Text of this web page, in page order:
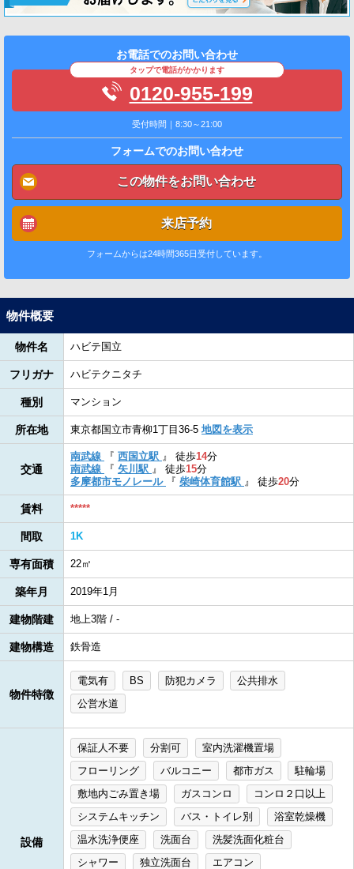
お電話でのお問い合わせ
タップで電話がかかります
0120-955-199
受付時間｜8:30～21:00
フォームでのお問い合わせ
この物件をお問い合わせ
来店予約
フォームからは24時間365日受付しています。
物件概要
物件名 ハビテ国立
フリガナ ハビテクニタチ
種別 マンション
所在地 東京都国立市青柳1丁目36-5 地図を表示
交通
南武線 『 西国立駅 』 徒歩14分
南武線
『 矢川駅 』 徒歩15分
多摩都市モノレール
『 柴崎体育館駅 』 徒歩20分
賃料 *****
間取 1K
専有面積 22㎡
築年月 2019年1月
建物階建 地上3階 / -
建物構造 鉄骨造
物件特徴
電気有 BS 防犯カメラ
公共排水
公営水道
設備
保証人不要 分割可
室内洗濯機置場
フローリング
バルコニー 都市ガス
駐輪場
敷地内ごみ置き場
ガスコンロ
コンロ２口以上
システムキッチン
バス・トイレ別
浴室乾燥機
温水洗浄便座
洗面台
洗髪洗面化粧台
シャワー
独立洗面台
エアコン